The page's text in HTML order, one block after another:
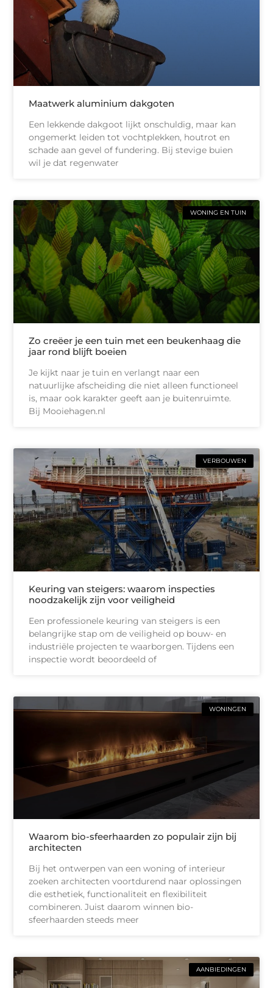
Maatwerk aluminium dakgoten
Een lekkende dakgoot lijkt onschuldig, maar kan
ongemerkt leiden tot vochtplekken, houtrot en
schade aan gevel of fundering. Bij stevige buien
wil je dat regenwater
WONING EN TUIN
Zo creëer je een tuin met een beukenhaag die
jaar rond blijft boeien
Je kijkt naar je tuin en verlangt naar een
natuurlijke afscheiding die niet alleen functioneel
is, maar ook karakter geeft aan je buitenruimte.
Bij Mooiehagen.nl
VERBOUWEN
Keuring van steigers: waarom inspecties
noodzakelijk zijn voor veiligheid
Een professionele keuring van steigers is een
belangrijke stap om de veiligheid op bouw- en
industriële projecten te waarborgen. Tijdens een
inspectie wordt beoordeeld of
WONINGEN
Waarom bio-sfeerhaarden zo populair zijn bij
architecten
Bij het ontwerpen van een woning of interieur
zoeken architecten voortdurend naar oplossingen
die esthetiek, functionaliteit en flexibiliteit
combineren. Juist daarom winnen bio-
sfeerhaarden steeds meer
AANBIEDINGEN